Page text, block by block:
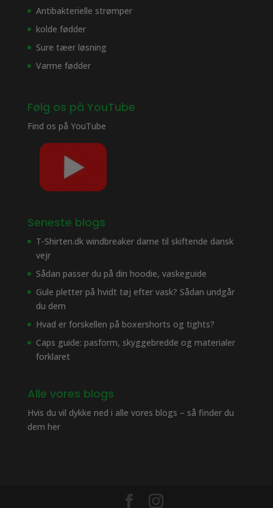
Antibakterielle strømper
kolde fødder
Sure tæer løsning
Varme fødder
Følg os på YouTube
Find os på YouTube
Seneste blogs
T-Shirten.dk windbreaker dame til skiftende dansk
vejr
Sådan passer du på din hoodie, vaskeguide
Gule pletter på hvidt tøj efter vask? Sådan undgår
du dem
Hvad er forskellen på boxershorts og tights?
Caps guide: pasform, skyggebredde og materialer
forklaret
Alle vores blogs
Hvis du vil dykke ned i alle vores blogs – så finder du
dem her